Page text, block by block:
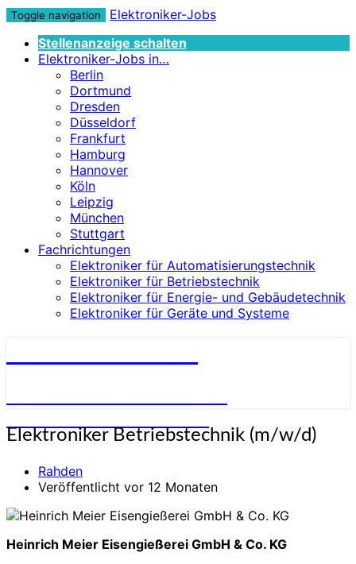
Toggle navigation
Elektroniker-Jobs
Stellenanzeige schalten
Elektroniker-Jobs in…
Berlin
Dortmund
Dresden
Düsseldorf
Frankfurt
Hamburg
Hannover
Köln
Leipzig
München
Stuttgart
Fachrichtungen
Elektroniker für Automatisierungstechnik
Elektroniker für Betriebstechnik
Elektroniker für Energie- und Gebäudetechnik
Elektroniker für Geräte und Systeme
Elektroniker
(m/w/d)
Elektroniker Betriebstechnik (m/w/d)
Rahden
Veröffentlicht vor 12 Monaten
Heinrich Meier Eisengießerei GmbH & Co. KG